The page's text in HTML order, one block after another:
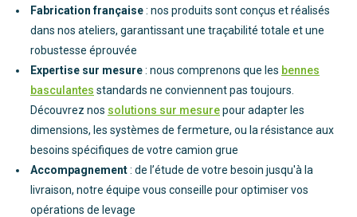
Fabrication française: nos produits sont conçus et réalisés
dans nos ateliers, garantissant une traçabilité totale et une
robustesse éprouvée
Expertise sur mesure: nous comprenons que les bennes
basculantes standards ne conviennent pas toujours.
Découvrez nos solutions sur mesurepour adapter les
dimensions, les systèmes de fermeture, ou la résistance aux
besoins spécifiques de votre camion grue
Accompagnement: de l’étude de votre besoin jusqu'à la
livraison, notre équipe vous conseille pour optimiser vos
opérations de levage